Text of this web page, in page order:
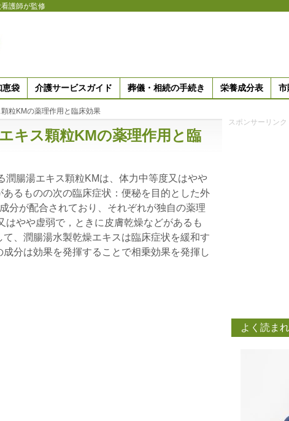
護師が監修
恵袋 介護サービスガイド 葬儀・相続の手続き 栄養成分表 市
粒KMの薬理作用と臨床効果
キス顆粒KMの薬理作用と臨
潤腸湯エキス顆粒KMは、体力中等度又はやや
るものの次の臨床症状：便秘を目的とした外
分が配合されており、それぞれが独自の薬理
はやや虚弱で，ときに皮膚乾燥などがあるも
、潤腸湯水製乾燥エキスは臨床症状を緩和す
分は効果を発揮することで相乗効果を発揮し
スポンサーリンク
よく読ま